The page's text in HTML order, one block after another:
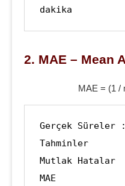
dakika
2. MAE – Mean
MAE = (1 /
Gerçek Süreler
Tahminler
Mutlak Hatalar
MAE